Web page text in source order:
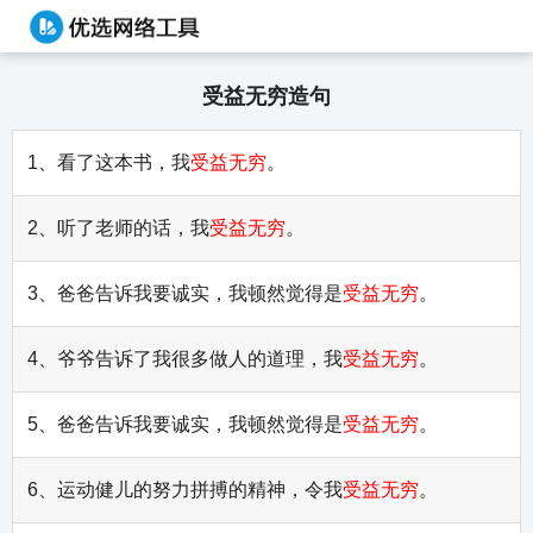
受益无穷造句
1、看了这本书，我受益无穷。
2、听了老师的话，我受益无穷。
3、爸爸告诉我要诚实，我顿然觉得是受益无穷。
4、爷爷告诉了我很多做人的道理，我受益无穷。
5、爸爸告诉我要诚实，我顿然觉得是受益无穷。
6、运动健儿的努力拼搏的精神，令我受益无穷。